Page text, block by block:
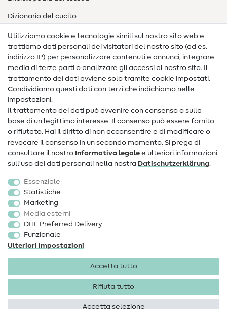
Dizionario del cucito
Nähanleitungen
Assistenza e contatto
Contatto
Informazioni sul nuovo proprietario
FAQ
Diritto di recesso
Popolare
Accessori cucito
Sale
Utilizziamo cookie e tecnologie simili sul nostro sito web e
trattiamo dati personali dei visitatori del nostro sito (ad es.
indirizzo IP) per personalizzare contenuti e annunci, integrare
media di terze parti o analizzare gli accessi al nostro sito. Il
trattamento dei dati avviene solo tramite cookie impostati.
Condividiamo questi dati con terzi che indichiamo nelle
impostazioni.
Il trattamento dei dati può avvenire con consenso o sulla
base di un legittimo interesse. Il consenso può essere fornito
o rifiutato. Hai il diritto di non acconsentire e di modificare o
revocare il consenso in un secondo momento. Si prega di
consultare il nostro Informativa legale e ulteriori informazioni
sull'uso dei dati personali nella nostra Dati­schutz­erklärung.
Essenziale
Statistiche
Marketing
Media esterni
DHL Preferred Delivery
Funzionale
Ulteriori impostazioni
Accetta tutto
Rifiuta tutto
Accetta selezione
Informazioni legali Privacy
Condizioni generali